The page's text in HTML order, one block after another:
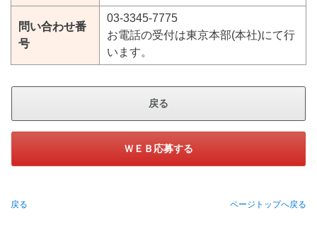
問い合わせ番
号
03-3345-7775
お電話の受付は東京本部(本社)にて行
います。
戻る
ＷＥＢ応募する
戻る ページトップへ戻る